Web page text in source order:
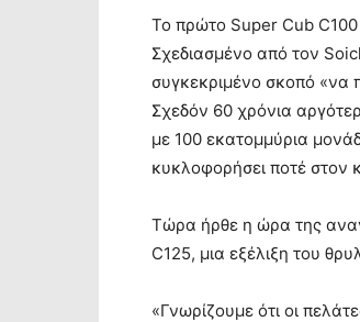
Το πρώτο Super Cub C100
Σχεδιασμένο από τον
συγκεκριμένο σκοπό
Σχεδόν 60 χρόνια
με 100 εκατομμύρια
κυκλοφορήσει ποτέ στον
Τώρα ήρθε η ώρα της
C125, μια εξέλιξη του
«Γνωρίζουμε ότι οι